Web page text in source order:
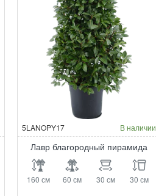
5LANOPY17 В наличии
Лавр благородный пирамида
160 см 60 см 30 см 30 см